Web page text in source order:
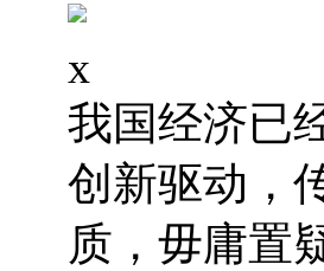
x
我国经济已
创新驱动，
质，毋庸置